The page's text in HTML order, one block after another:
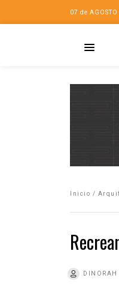
07 de
Inicio /
DINORAH